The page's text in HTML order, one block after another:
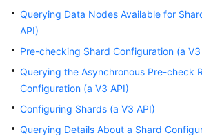
SDK
Reference
Practices
Performance
White
Querying Data Nodes Available for
API)
Pre-checking Shard Configuration (a V3
Querying the Asynchronous Pre-check
Configuration (a V3 API)
Configuring Shards (a V3 API)
Querying Details About a Shard